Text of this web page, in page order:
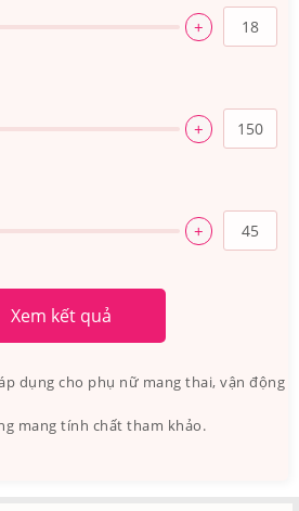
+
+
+
Xem kết quả
dụng cho phụ nữ mang thai, vận động
mang tính chất tham khảo.